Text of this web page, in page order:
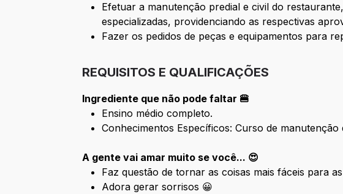
Efetuar a manutenção predial e civil do
especializadas, providenciando as respectivas
Fazer os pedidos de peças e equipamentos para
REQUISITOS E QUALIFICAÇÕES
Ingrediente que não pode faltar 🍔
Ensino médio completo.
Conhecimentos Específicos: Curso de
A gente vai amar muito se você... 😍
Faz questão de tornar as coisas mais fáceis para
Adora gerar sorrisos 😀